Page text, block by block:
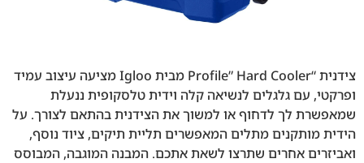
צידנית “Profile” Hard Cooler מבית Igloo מציעה עיצוב עמיד
ופרקטי, עם גלגלים לנשיאה קלה וידית טלסקופית ננעלת
שמאפשרת לך לדחוף או למשוך את הצידנית בהתאם לצורך. על
הידית מותקנים מתלים המאפשרים תליית תיקים, ציוד נוסף,
ואביזרים אחרים שתרצו לשאת אתכם. המבנה המוגבה, המבוסס